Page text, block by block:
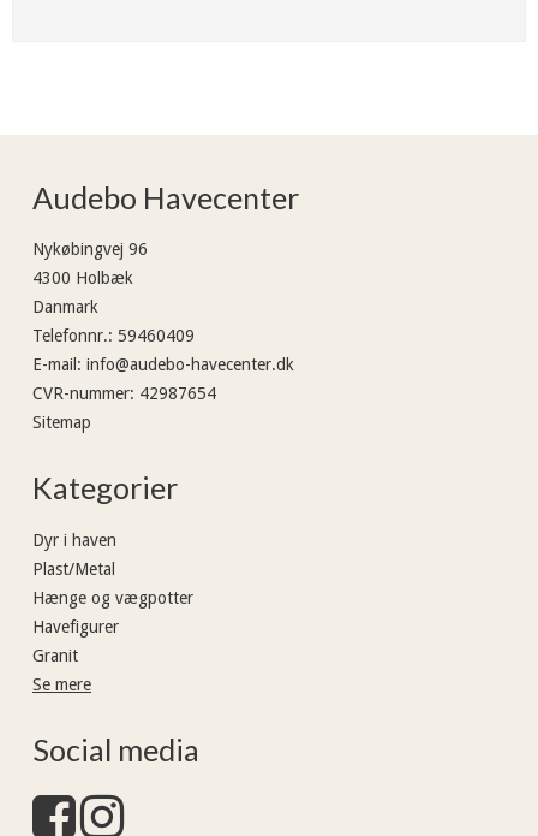
Audebo Havecenter
Nykøbingvej 96
4300 Holbæk
Danmark
Telefonnr.: 59460409
E-mail : info@audebo-havecenter.dk
CVR-nummer: 42987654
Sitemap
Kategorier
Dyr i haven
Plast/Metal
Hænge og vægpotter
Havefigurer
Granit
Se mere
Social media